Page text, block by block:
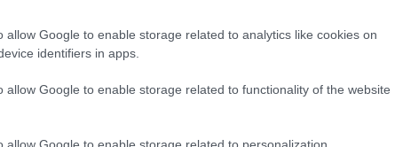
allow Google to enable storage related to analytics like cookies on
identifiers in apps.
allow Google to enable storage related to functionality of the website
allow Google to enable storage related to personalization.